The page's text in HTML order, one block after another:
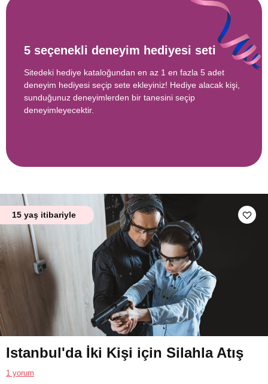
5 seçenekli deneyim hediyesi seti
Sitedeki hediye kataloğundan en az 1 en fazla 5 adet
deneyim hediyesi seçip sete ekleyiniz! Hediye alacak kişi,
sunduğunuz deneyimlerden bir tanesini seçip
deneyimleyecektir.
15 yaş itibariyle
Istanbul'da İki Kişi için Silahla Atış
1 yorum